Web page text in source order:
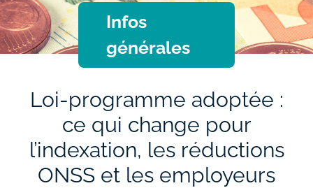
Infos
générales
Loi-programme adoptée :
ce qui change pour
l’indexation, les réductions
ONSS et les employeurs